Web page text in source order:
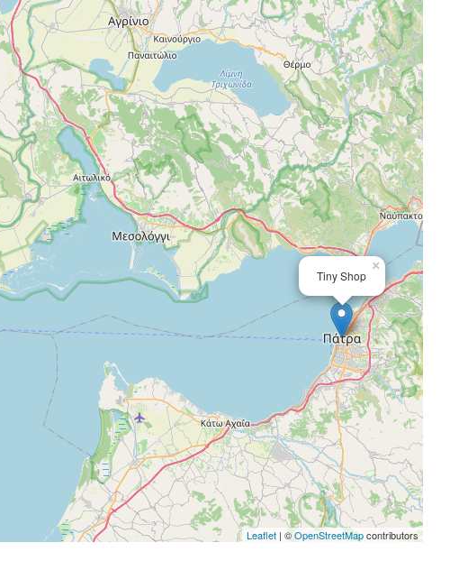
Tiny Shop
×
Leaflet | ©OpenStreetMapcontributors